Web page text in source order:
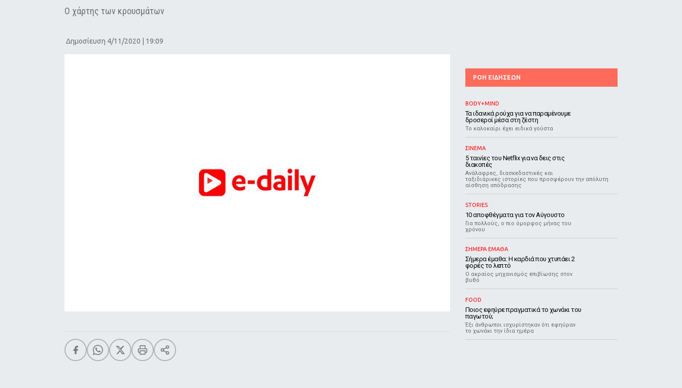
Ο χάρτης των κρουσμάτων
Δημοσίευση 4/11/2020 | 19:09
ΡΟΗ ΕΙΔΗΣΕΩΝ
BODY+MIND
Τα ιδανικά ρούχα για να παραμένουμε
δροσεροί μέσα στη ζέστη
To καλοκαίρι έχει ειδικά γούστα
ΣΙΝΕΜΑ
5 ταινίες του Netflix για να δεις στις
διακοπές
Aνάλαφρες, διασκεδαστικές και
ταξιδιάρικες ιστορίες που προσφέρουν την απόλυτη
αίσθηση απόδρασης
STORIES
10 αποφθέγματα για τον Αύγουστο
Για πολλούς, ο πιο όμορφος μήνας του
χρόνου
ΣΗΜΕΡΑ ΕΜΑΘΑ
Σήμερα έμαθα: Η καρδιά που χτυπάει 2
φορές το λεπτό
Ο ακραίος μηχανισμός επιβίωσης στον
βυθό
FOOD
Ποιος εφηύρε πραγματικά το χωνάκι του
παγωτού;
Έξι άνθρωποι ισχυρίστηκαν ότι εφηύραν
το χωνάκι την ίδια ημέρα